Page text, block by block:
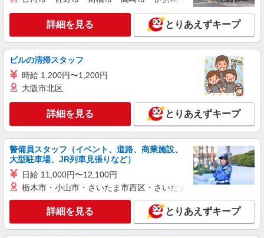
3000ヶ所以上★ 自宅から通いやすいエリアなど、
お好きな勤務地をお選び下さい！！
キープ 詳細を見る
アルバイト パート 派遣社員
日研トータルソーシング株式会社 メディカルケア事業部/名古屋オフ
ィス
介護スタッフ／資格あり or 経験者
時給1,500円〜1,750円 ◆無資格・経験者：時
給1,500円〜 ◆初任者研修・未経験：時給1,500
円〜 ◆初任者研修・経験者：時給1,600円〜 ◆介
護福祉士：時給1,750円〜 ※経験者は3ヶ月以上 ※
給与幅は経験・能力による ★週払いOK（規定あ
り）
愛知県春日井市 【最寄駅】勝川駅 ★勤務地は
3000ヶ所以上★ 自宅から通いやすいエリアなど、
お好きな勤務地をお選び下さい！！
キープ 詳細を見る
株式会社kotrio /●NG-H-2029846
日収1.2万円〜可★「とにかく収入重視!」が叶
う高時給の有料住宅
詳細を見る とりあえずキープ
ビルの清掃スタッフ
時給 1,200円〜1,200円
大阪市北区
詳細を見る とりあえずキープ
警備員スタッフ（イベント、道路、商業施設、
大型駐車場、JR列車見張りなど）
日給 11,000円〜12,100円
栃木市・小山市・さいたま市西区・さいたま市岩槻区・久喜市・
詳細を見る とりあえずキープ